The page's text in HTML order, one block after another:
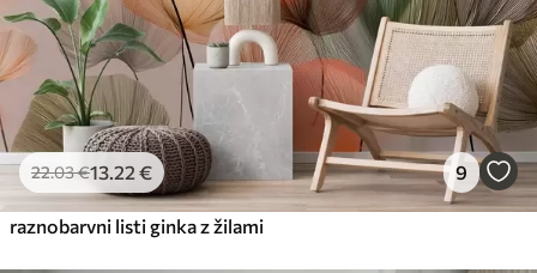
22.03€13 .22 € 9
raznobarvni listi ginka z žilami